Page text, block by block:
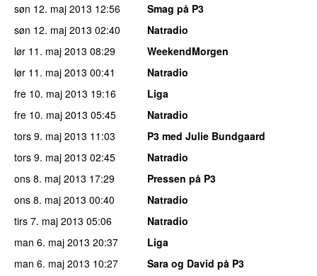
søn 12. maj 2013 12:56
Smag på P3
søn 12. maj 2013 02:40
Natradio
lør 11. maj 2013 08:29
WeekendMorgen
lør 11. maj 2013 00:41
Natradio
fre 10. maj 2013 19:16
Liga
fre 10. maj 2013 05:45
Natradio
tors 9. maj 2013 11:03
P3 med Julie Bundgaard
tors 9. maj 2013 02:45
Natradio
ons 8. maj 2013 17:29
Pressen på P3
ons 8. maj 2013 00:40
Natradio
tirs 7. maj 2013 05:06
Natradio
man 6. maj 2013 20:37
Liga
man 6. maj 2013 10:27
Sara og David på P3